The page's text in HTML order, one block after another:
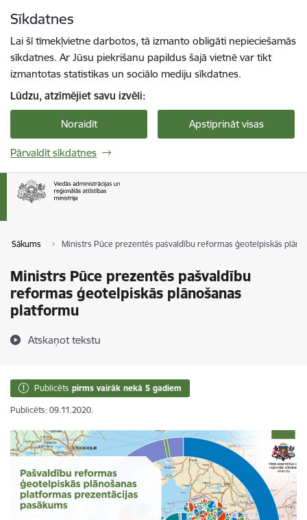
Sīkdatnes
Lai šī tīmekļvietne darbotos, tā izmanto obligāti nepieciešamās
sīkdatnes. Ar Jūsu piekrišanu papildus šajā vietnē var tikt
izmantotas statistikas un sociālo mediju sīkdatnes.
Lūdzu, atzīmējiet savu izvēli:
Noraidīt Apstiprināt visas
Pārvaldīt sīkdatnes
Sākums Ministrs Pūce prezentēs pašvaldību reformas ģeotelpiskās
Ministrs Pūce prezentēs pašvaldību
reformas ģeotelpiskās plānošanas
platformu
Atskaņot tekstu
Publicēts pirms vairāk nekā 5 gadiem
Publicēts: 09.11.2020.